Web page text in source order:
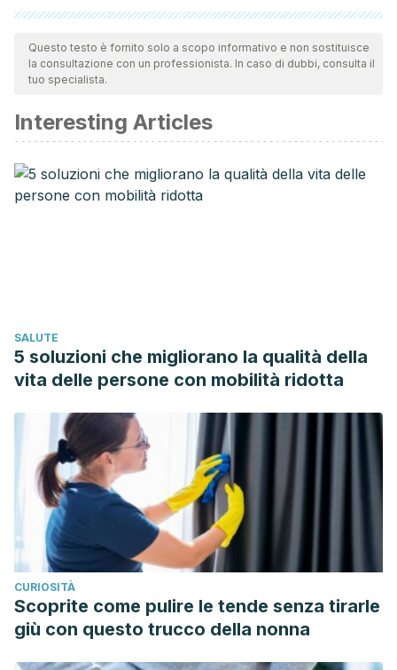
Tutte le fonti citate sono state esaminate a fondo dal nostro
team per garantirne la qualità, l'affidabilità, l'attualità e la
validità. La bibliografia di questo articolo è stata considerata
Gad, S. C. (2014). Potassium. In Encyclopedia of
Toxicology: Third Edition. https://doi.org/10.1016/B978-0-
12-386454-3.00913-1
Weaver, C. M. (2013). Potassium and Health. Advances in
Duarte, P. F., Chaves, M. A., Borges, C. D., & Mendonça, C.
R. B. (2017). Avocado: Characteristics, health benefits, and
uses. International News on Fats, Oils and Related
Materials. https://doi.org/10.1590/0103-8478cr20141516
Questo testo è fornito solo a scopo informativo e non sostituisce
la consultazione con un professionista. In caso di dubbi, consulta il
tuo specialista.
Interesting Articles
SALUTE
5 soluzioni che migliorano la qualità della
vita delle persone con mobilità ridotta
CURIOSITÀ
Scoprite come pulire le tende senza tirarle
giù con questo trucco della nonna